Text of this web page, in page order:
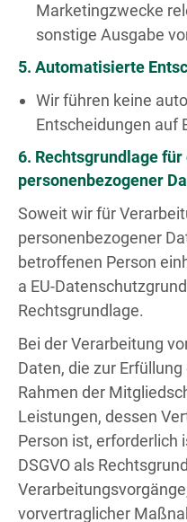
Marketingzwecke
sonstige Ausgabe
5. Automatisierte
Wir führen keine
Entscheidungen auf
6. Rechtsgrundlage
personenbezogener
Soweit wir für
personenbezogener
betroffenen Person
a EU-
Rechtsgrundlage.
Bei der Verarbeitung
Daten, die zur
Rahmen der
Leistungen, dessen
Person ist, erforderlich
DSGVO als
vorvertraglicher